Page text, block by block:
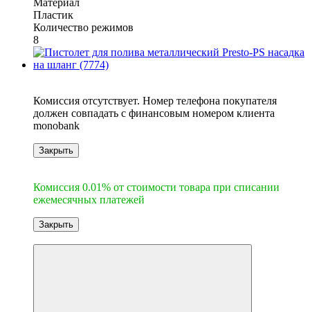
Пластик
Количество режимов
8
Комиссия отсутствует. Номер телефона покупателя
должен совпадать с финансовым номером клиента
monobank
Закрыть
Комиссия 0.01% от стоимости товара при списании
ежемесячных платежей
Закрыть